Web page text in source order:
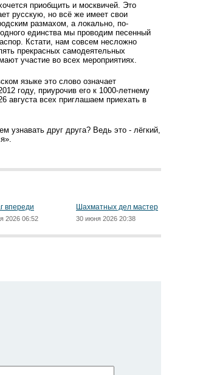
приобщить и москвичей. Это
русскую, но всё же имеет свои
размахом, а локально, по-
единства мы проводим песенный
Кстати, нам совсем несложно
прекрасных самодеятельных
участие во всех мероприятиях.
языке это слово означает
году, приурочив его к 1000-летнему
августа всех приглашаем приехать в
узнавать друг друга? Ведь это - лёгкий,
впереди
2026 06:52
Шахматных дел мастер
30 июня 2026 20:38